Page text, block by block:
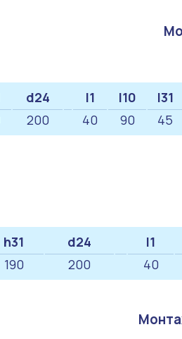
d24 l1 l10 l31
200 40 90 45
h31 d24 l1
190 200 40